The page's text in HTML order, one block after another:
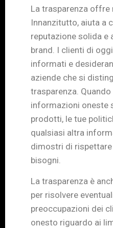
La trasparenza offre
Innanzitutto, aiuta a
reputazione solida e
brand. I clienti di
informati e
aziende che si
trasparenza.
informazioni oneste
prodotti, le tue
qualsiasi altra
dimostri di
bisogni.
La trasparenza è
per risolvere
preoccupazioni dei
onesto riguardo ai